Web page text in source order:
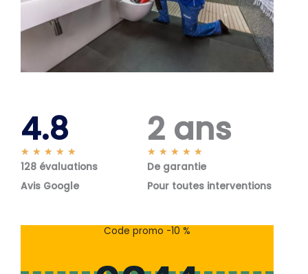
4.8
★ ★ ★ ★ ★
o
s
128 évaluations
Avis Google
2 ans
★ ★ ★ ★ ★
o
s
De garantie
Pour toutes interventions
Code promo -10 %